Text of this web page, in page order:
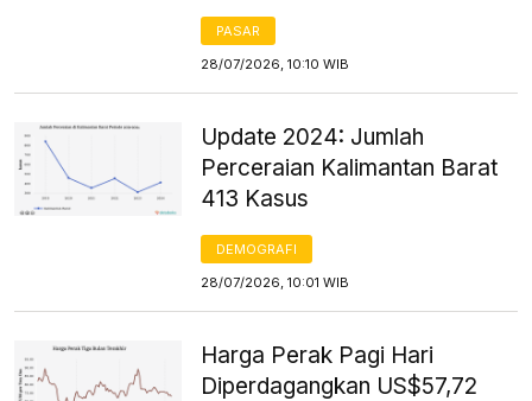
PASAR
28/07/2026, 10:10 WIB
Update 2024: Jumlah
Perceraian Kalimantan Barat
413 Kasus
DEMOGRAFI
28/07/2026, 10:01 WIB
Harga Perak Pagi Hari
Diperdagangkan US$57,72